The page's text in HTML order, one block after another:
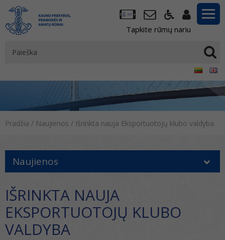
Tapkite rūmų nariu
Pradžia / Naujienos / Išrinkta nauja Eksportuotojų klubo valdyba
Naujienos
IŠRINKTA NAUJA
EKSPORTUOTOJŲ KLUBO
VALDYBA